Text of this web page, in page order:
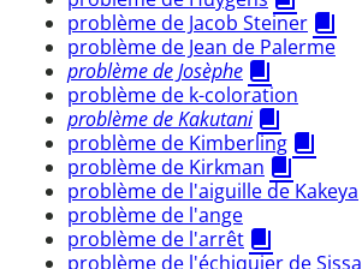
problème de Jacob Steiner
problème de Jean de Palerme
problème de Josèphe
problème de k-coloration
problème de Kakutani
problème de Kimberling
problème de Kirkman
problème de l'aiguille de Kakeya
problème de l'ange
problème de l'arrêt
problème de l'échiquier de Sissa